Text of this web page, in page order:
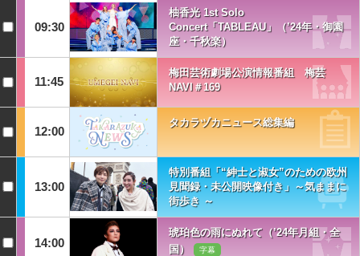
09:30
柚香光 1st Solo
Concert「TABLEAU」（’24年・御園
座・千秋楽）
11:45
梅田芸術劇場公演情報番組 梅芸
NAVI＃169
12:00
タカラヅカニュース総集編
13:00
特別番組「“紳士と淑女”のための欧州
見聞録・未公開映像付き」～気ままに
街歩き ～
14:00
琥珀色の雨にぬれて（’24年月組・全
国）
字幕